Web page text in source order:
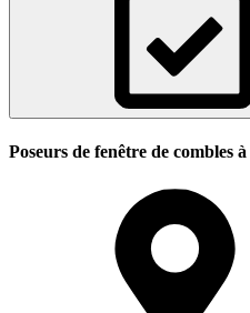
Poseurs de fenêtre de combles